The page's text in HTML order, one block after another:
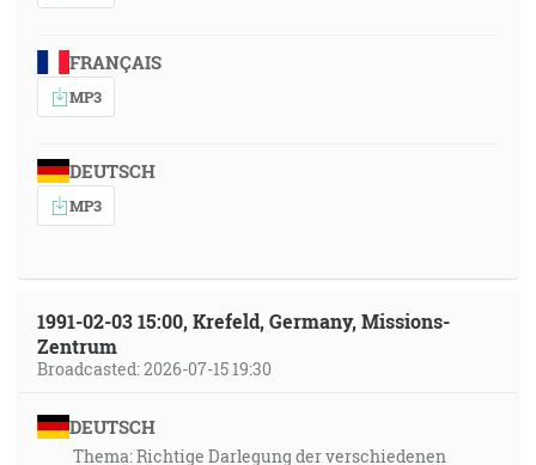
FRANÇAIS
MP3
DEUTSCH
MP3
1991-02-03 15:00, Krefeld, Germany, Missions-
Zentrum
Broadcasted: 2026-07-15 19:30
DEUTSCH
Thema: Richtige Darlegung der verschiedenen